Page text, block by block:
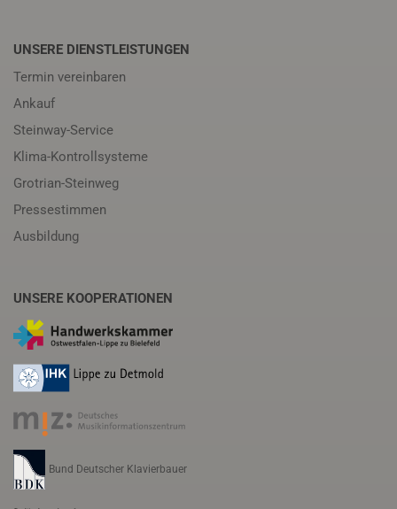
UNSERE DIENSTLEISTUNGEN
Termin vereinbaren
Ankauf
Steinway-Service
Klima-Kontrollsysteme
Grotrian-Steinweg
Pressestimmen
Ausbildung
UNSERE KOOPERATIONEN
Bund Deutscher Klavierbauer